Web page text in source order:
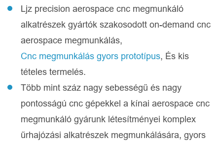
Ljz precision aerospace cnc megmunkáló
alkatrészek gyártók szakosodott on-demand cnc
aerospace megmunkálás,
Cnc megmunkálás gyors prototípus, És kis
tételes termelés.
Több mint száz nagy sebességű és nagy
pontosságú cnc gépekkel a kínai aerospace cnc
megmunkáló gyárunk létesítményei komplex
űrhajózási alkatrészek megmunkálására, gyors